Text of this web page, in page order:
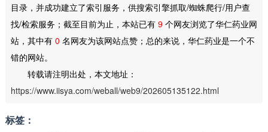
目录，并成功建立了索引服务，供搜索引擎抓取/蜘蛛爬行/用户查
找/检索服务；截至目前为止，本站已有 9个网友浏览了华仁药业网
站，其中有 0 名网友为该网站点赞；总的来说，华仁药业是一个不
错的网站。
转载请注明出处，本文地址：
https://www.iisya.com/weball/web9/202605135122.html
标签：